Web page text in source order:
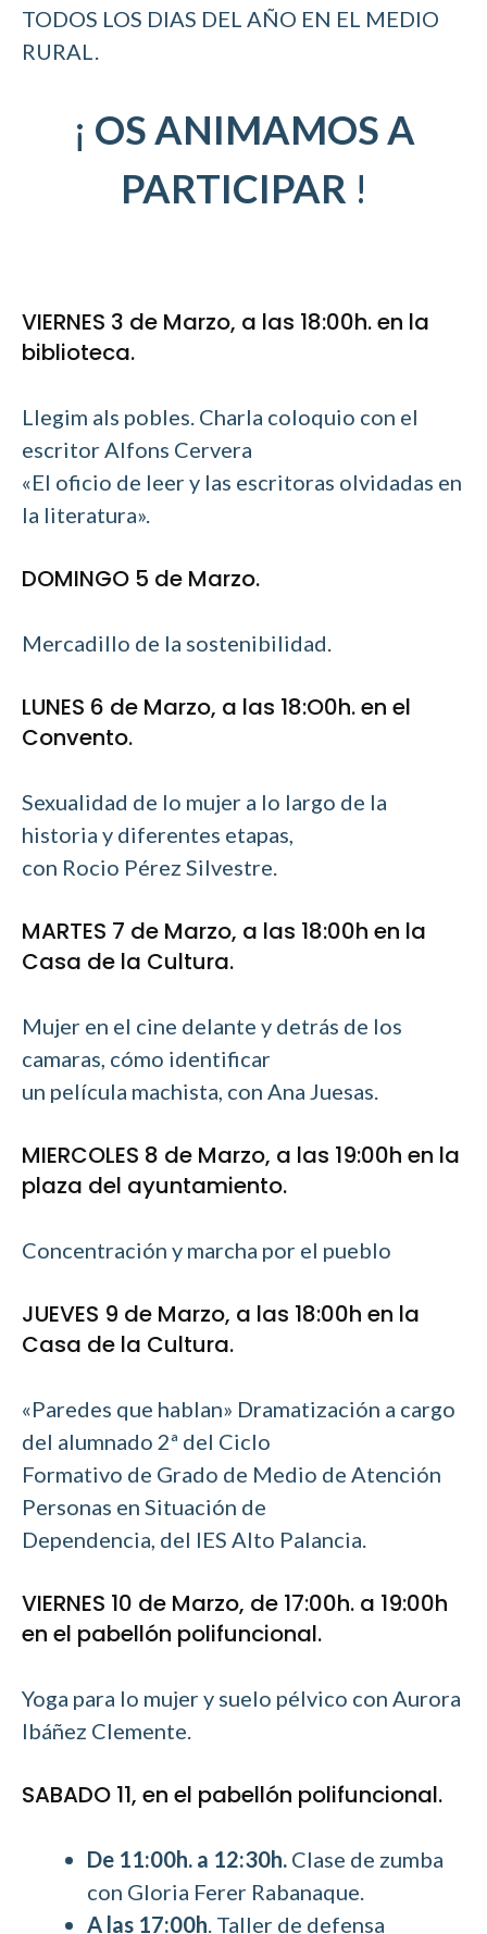
TODOS LOS DIAS DEL AÑO EN EL MEDIO
RURAL.
¡ OS ANIMAMOS A
PARTICIPAR !
VIERNES 3 de Marzo, a las 18:00h. en la
biblioteca.
Llegim als pobles. Charla coloquio con el
escritor Alfons Cervera
«El oficio de leer y las escritoras olvidadas en
la literatura».
DOMINGO 5 de Marzo.
Mercadillo de la sostenibilidad.
LUNES 6 de Marzo, a las 18:O0h. en el
Convento.
Sexualidad de lo mujer a lo largo de la
historia y diferentes etapas,
con Rocio Pérez Silvestre.
MARTES 7 de Marzo, a las 18:00h en la
Casa de la Cultura.
Mujer en el cine delante y detrás de los
camaras, cómo identificar
un película machista, con Ana Juesas.
MIERCOLES 8 de Marzo, a las 19:00h en la
plaza del ayuntamiento.
Concentración y marcha por el pueblo
JUEVES 9 de Marzo, a las 18:00h en la
Casa de la Cultura.
«Paredes que hablan» Dramatización a cargo
del alumnado 2ª del Ciclo
Formativo de Grado de Medio de Atención
Personas en Situación de
Dependencia, del IES Alto Palancia.
VIERNES 10 de Marzo, de 17:00h. a 19:00h
en el pabellón polifuncional.
Yoga para lo mujer y suelo pélvico con Aurora
Ibáñez Clemente.
SABADO 11, en el pabellón polifuncional.
De 11:00h. a 12:30h. Clase de zumba
con Gloria Ferer Rabanaque.
A las 17:00h. Taller de defensa